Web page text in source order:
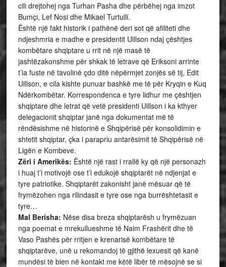
cili drejtohej nga Turhan Pasha dhe përbëhej nga imzot
Bumçi, Lef Nosi dhe Mikael Turtulli.
Është një fakt historik i pathënë deri sot që afiliteti dhe
ndjeshmria e madhe e presidentit Uillson ndaj çështjes
kombëtare shqiptare u rrit në një masë të
jashtëzakonshme për shkak të letrave që Eriksoni arrinte
t’ia fuste në tavolinë çdo ditë nëpërmjet zonjës së tij, Edit
Uillson, e cila kishte punuar bashkë me të për Kryqin e Kuq
Ndërkombëtar. Korrespondenca e tyre lidhur me çështjen
shqiptare dhe letrat që vetë presidenti Uillson i ka kthyer
delegacionit shqiptar janë nga dokumentat më të
rëndësishme në historinë e Shqipërisë për konsolidimin e
shtetit shqiptar, çka i parapriu antarësimit të Shqipërisë në
Ligën e Kombeve.
Zëri i Amerikës: Është një rast i rrallë ky që një personazh
i huaj t’i motivojë ose t’i edukojë shqiptarët në ndjenjat e
tyre patriotike. Shqiptarët zakonisht janë mësuar që të
frymëzohen nga rilindasit e tyre ose nga burrështetasit e
tyre…
Mal Berisha: Nëse disa breza shqiptarësh u frymëzuan
nga poemat e mrekullueshme të Naim Frashërit dhe të
Vaso Pashës për rritjen e krenarisë kombëtare të
shqiptarëve, unë u rekomandoj të gjithë lexuesit që kanë
mundësi të bien në kontakt me këtë libër të mësojnë se si